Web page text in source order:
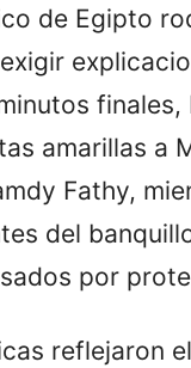
de Egipto
finales,
amarillas a
Fathy,
del
por
reflejaron